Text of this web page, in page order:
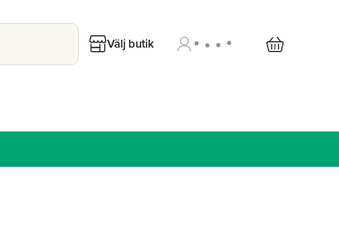
Välj butik